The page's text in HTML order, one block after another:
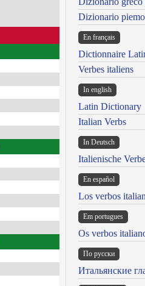
Dizionario
En français
Dictionnaire
Verbes italiens
In english
Latin Dictionary
Italian Verbs
In Deutsch
Italienische
En español
Los verbos
Em portugues
Os verbos
По русски
Итальянские